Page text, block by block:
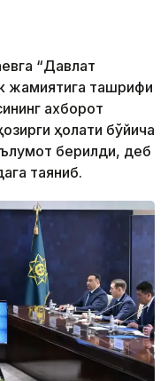
“Давлат
жамиятига ташрифи
ахборот
ҳолати бўйича
берилди, деб
таяниб.